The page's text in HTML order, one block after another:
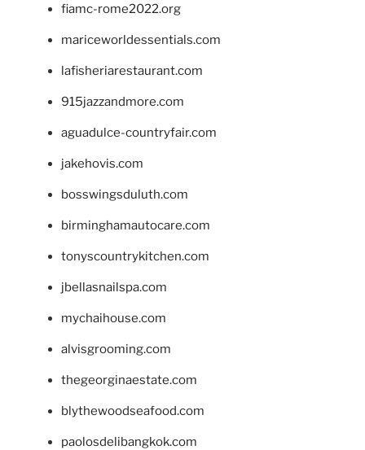
fiamc-rome2022.org
mariceworldessentials.com
lafisheriarestaurant.com
915jazzandmore.com
aguadulce-countryfair.com
jakehovis.com
bosswingsduluth.com
birminghamautocare.com
tonyscountrykitchen.com
jbellasnailspa.com
mychaihouse.com
alvisgrooming.com
thegeorginaestate.com
blythewoodseafood.com
paolosdelibangkok.com